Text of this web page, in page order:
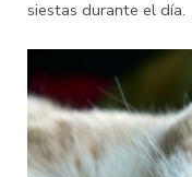
siestas durante el día.